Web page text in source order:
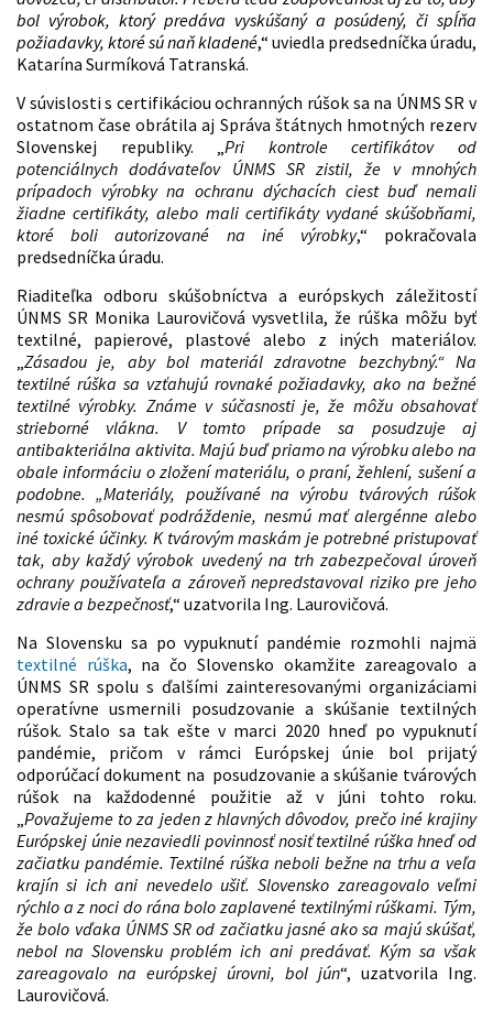
bol výrobok, ktorý predáva vyskúšaný a posúdený, či spĺňa
požiadavky, ktoré sú naň kladené,“ uviedla predsedníčka úradu,
Katarína Surmíková Tatranská.
V súvislosti s certifikáciou ochranných rúšok sa na ÚNMS SR v
ostatnom čase obrátila aj Správa štátnych hmotných rezerv
Slovenskej republiky. „Pri kontrole certifikátov od
potenciálnych dodávateľov ÚNMS SR zistil, že v mnohých
prípadoch výrobky na ochranu dýchacích ciest buď nemali
žiadne certifikáty, alebo mali certifikáty vydané skúšobňami,
ktoré boli autorizované na iné výrobky,“ pokračovala
predsedníčka úradu.
Riaditeľka odboru skúšobníctva a európskych záležitostí
ÚNMS SR Monika Laurovičová vysvetlila, že rúška môžu byť
textilné, papierové, plastové alebo z iných materiálov.
„Zásadou je, aby bol materiál zdravotne bezchybný.“ Na
textilné rúška sa vzťahujú rovnaké požiadavky, ako na bežné
textilné výrobky. Známe v súčasnosti je, že môžu obsahovať
strieborné vlákna. V tomto prípade sa posudzuje aj
antibakteriálna aktivita. Majú buď priamo na výrobku alebo na
obale informáciu o zložení materiálu, o praní, žehlení, sušení a
podobne. „Materiály, používané na výrobu tvárových rúšok
nesmú spôsobovať podráždenie, nesmú mať alergénne alebo
iné toxické účinky. K tvárovým maskám je potrebné pristupovať
tak, aby každý výrobok uvedený na trh zabezpečoval úroveň
ochrany používateľa a zároveň nepredstavoval riziko pre jeho
zdravie a bezpečnosť,“ uzatvorila Ing. Laurovičová.
Na Slovensku sa po vypuknutí pandémie rozmohli najmä
textilné rúška, na čo Slovensko okamžite zareagovalo a
ÚNMS SR spolu s ďalšími zainteresovanými organizáciami
operatívne usmernili posudzovanie a skúšanie textilných
rúšok. Stalo sa tak ešte v marci 2020 hneď po vypuknutí
pandémie, pričom v rámci Európskej únie bol prijatý
odporúčací dokument na posudzovanie a skúšanie tvárových
rúšok na každodenné použitie až v júni tohto roku.
„Považujeme to za jeden z hlavných dôvodov, prečo iné krajiny
Európskej únie nezaviedli povinnosť nosiť textilné rúška hneď od
začiatku pandémie. Textilné rúška neboli bežne na trhu a veľa
krajín si ich ani nevedelo ušiť. Slovensko zareagovalo veľmi
rýchlo a z noci do rána bolo zaplavené textilnými rúškami. Tým,
že bolo vďaka ÚNMS SR od začiatku jasné ako sa majú skúšať,
nebol na Slovensku problém ich ani predávať. Kým sa však
zareagovalo na európskej úrovni, bol jún“, uzatvorila Ing.
Laurovičová.